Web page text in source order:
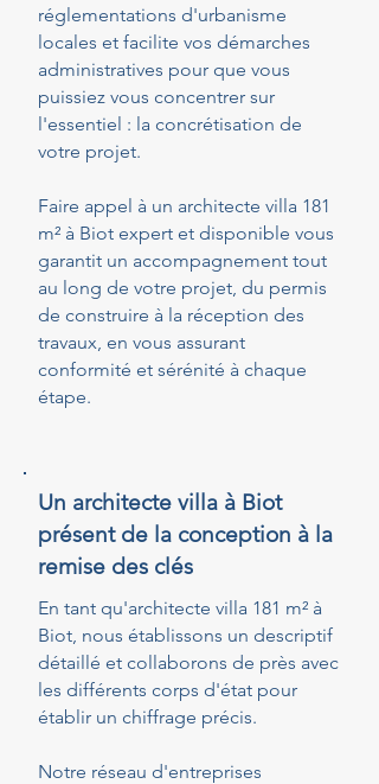
réglementations d'urbanisme
locales et facilite vos démarches
administratives pour que vous
puissiez vous concentrer sur
l'essentiel : la concrétisation de
votre projet.
Faire appel à un architecte villa 181
m² à Biot expert et disponible vous
garantit un accompagnement tout
au long de votre projet, du permis
de construire à la réception des
travaux, en vous assurant
conformité et sérénité à chaque
étape.
Un architecte villa à Biot
présent de la conception à la
remise des clés
En tant qu'architecte villa 181 m² à
Biot, nous établissons un descriptif
détaillé et collaborons de près avec
les différents corps d'état pour
établir un chiffrage précis.
Notre réseau d'entreprises